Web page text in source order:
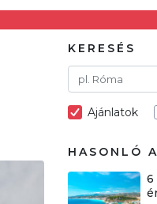
KERESÉS
Ajánlatok
HASONLÓ
6